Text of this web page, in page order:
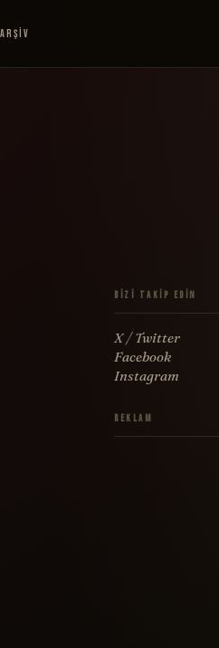
Arşiv
Bizi Takip Edin
X / Twitter
Facebook
Instagram
Reklam